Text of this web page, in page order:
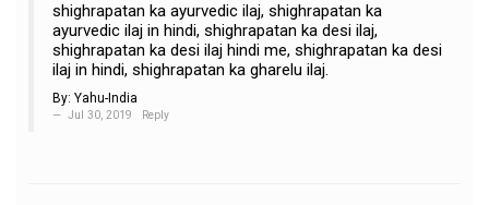
shighrapatan ka ayurvedic ilaj, shighrapatan ka
ayurvedic ilaj in hindi, shighrapatan ka desi ilaj,
shighrapatan ka desi ilaj hindi me, shighrapatan ka desi
ilaj in hindi, shighrapatan ka gharelu ilaj.
By: Yahu-India
Jul 30, 2019 Reply